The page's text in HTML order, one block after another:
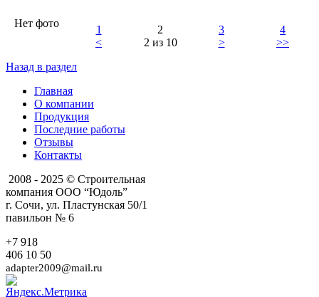
Нет фото
1 2 3
4
<
2 из 10 >
>>
Назад в раздел
Главная
О компании
Продукция
Последние работы
Отзывы
Контакты
2008 - 2025 © Строительная
компания ООО “Юдоль”
г. Сочи, ул. Пластунская 50/1
павильон № 6
+7 918
406 10 50
adapter2009@mail.ru